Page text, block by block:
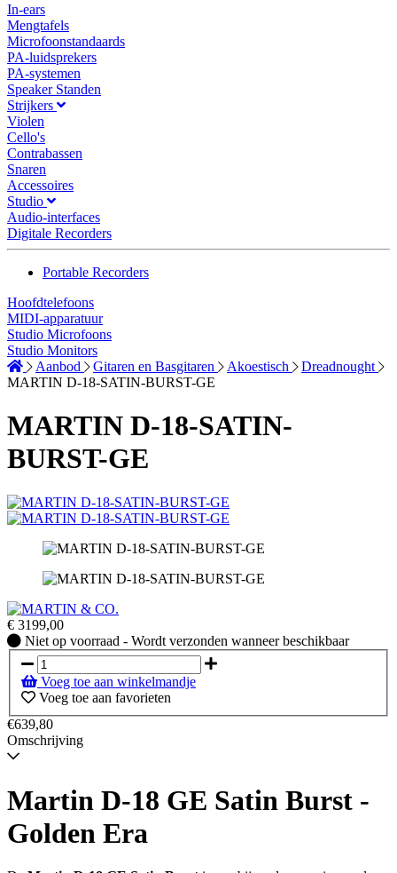
In-ears
Mengtafels
Microfoonstandaards
PA-luidsprekers
PA-systemen
Speaker Standen
Strijkers
Violen
Cello's
Contrabassen
Snaren
Accessoires
Studio
Audio-interfaces
Digitale Recorders
Portable Recorders
Hoofdtelefoons
MIDI-apparatuur
Studio Microfoons
Studio Monitors
Aanbod
Gitaren en Basgitaren Akoestisch
Dreadnought
MARTIN D-18-SATIN-BURST-GE
MARTIN D-18-SATIN-
BURST-GE
€ 3199,00
Niet
op
voorraad
-
Wordt
verzonden
wanneer
beschikbaar
Niet op voorraad - Wordt verzonden wanneer beschikbaar
Voeg toe aan winkelmandje
Voeg toe aan favorieten
€639,80
Omschrijving
Martin D-18 GE Satin Burst -
Golden Era